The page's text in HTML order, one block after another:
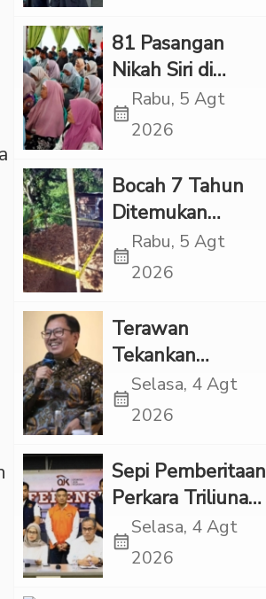
81 Pasangan
Nikah Siri di
Tapsel Ikuti
Sidang Isbat
calendar_month
Rabu, 5 Agt
2026
Bocah 7 Tahun
Ditemukan
Tewas dalam
Sumur di Tapsel,
Kekerasan
calendar_month
Rabu, 5 Agt
2026
Terawan
Tekankan
Pentingnya
Inovasi
di “Indonesian
Brain Forum
2026 UPN
Veteran Jakarta”
calendar_month
Selasa, 4 Agt
2026
Sepi Pemberitaan
Perkara Triliunan
Rupiah Investree,
Ternyata Sudah
calendar_month
Selasa, 4 Agt
2026